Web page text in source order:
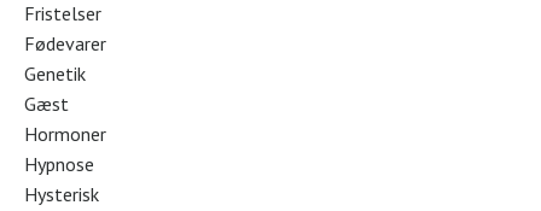
Fristelser
Fødevarer
Genetik
Gæst
Hormoner
Hypnose
Hysterisk